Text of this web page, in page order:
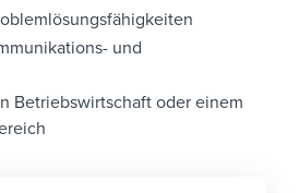
und
Betriebswirtschaft oder einem